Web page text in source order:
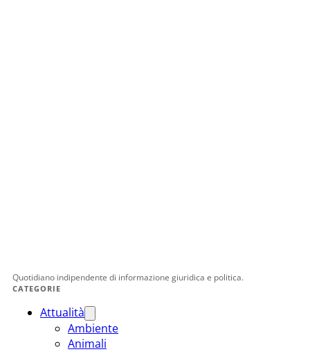
Quotidiano indipendente di informazione giuridica e politica.
CATEGORIE
Attualità
Ambiente
Animali